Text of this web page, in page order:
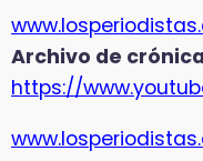
Archivo de
https://